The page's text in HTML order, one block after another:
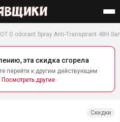
Найти
D odorant Spray Anti-Transpirant 48H
эта скидка сгорела
перейти к другим действующим
Посмотреть другие
Скидки